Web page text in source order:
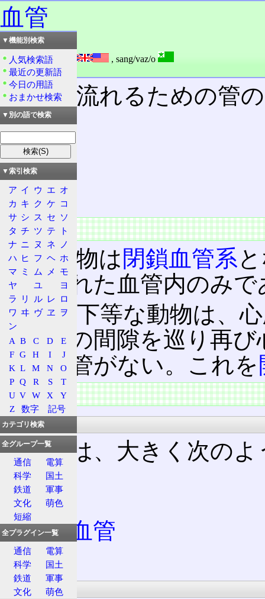
血管
読み：けっかん
外語：blood vessel , sang/vaz/o
品詞：名詞
血液が流れるための管
目次
概要
特徴
種類
循環
概要
高等動物は 閉鎖血管系
配線された血管内のみ
対して下等な動物は、
の組織の間隙を巡り再
ての血管がない。これを
特徴
種類
血管は、大きく次の
合)。
動脈
毛細血管
静脈
循環
▼機能別検索
人気検索語
最近の更新語
今日の用語
おまかせ検索
▼別の語で検索
▼索引検索
ア イ ウ エ オ
カ キ ク ケ コ
サ シ ス セ ソ
タ チ ツ テ
ト
ナ ニ ヌ ネ
ノ
ハ ヒ フ ヘ ホ
マ ミ ム メ
モ
ヤ
ユ
ヨ
ラ
リ ル レ ロ
ワ ヰ ヴ ヱ
ヲ
ン
A B C D
E
F G H I
J
K L M N
O
P Q R S
T
U V W X
Y
Z
数字 記号
カテゴリ検索
全グループ一覧
通信
電算
科学
国土
鉄道
軍事
文化
萌色
短縮
全プラグイン一覧
通信
電算
科学
国土
鉄道
軍事
文化
萌色